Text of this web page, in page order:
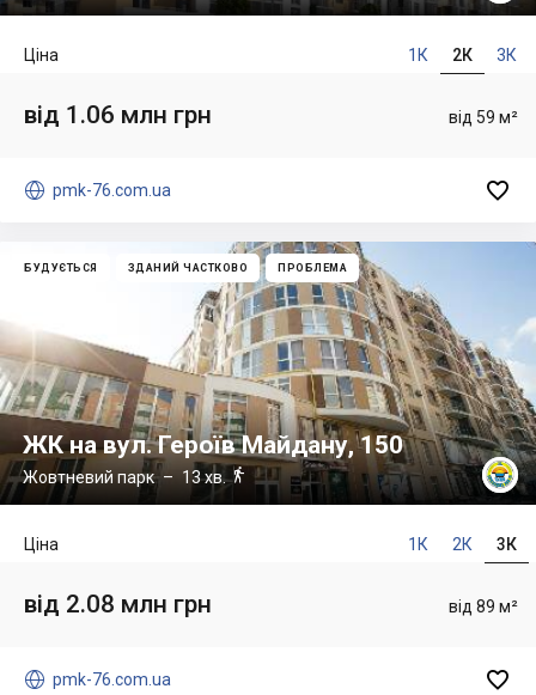
1К 2К 3К
Ціна
від 59 м²
від 1.06 млн грн
 pmk-76.com.ua 
БУДУЄТЬСЯ ЗДАНИЙ ЧАСТКОВО ПРОБЛЕМА
ЖК на вул. Героїв Майдану, 150
Жовтневий парк– 13 хв.
1К 2К 3К
Ціна
від 89 м²
від 2.08 млн грн
 pmk-76.com.ua 